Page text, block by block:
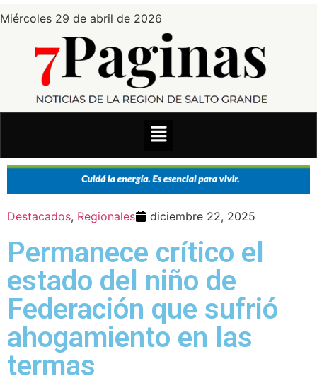
Miércoles 29 de abril de 2026
Destacados, Regionales diciembre 22, 2025
Permanece crítico el
estado del niño de
Federación que sufrió
ahogamiento en las
termas